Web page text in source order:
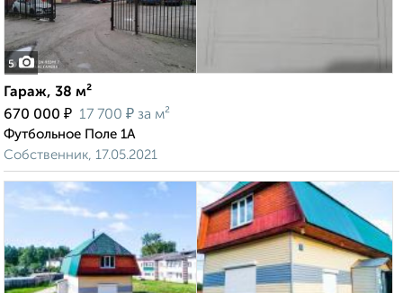
5
Гараж, 38 м²
670 000 ₽ 17 700 ₽ за м²
Футбольное Поле 1А
Собственник, 17.05.2021